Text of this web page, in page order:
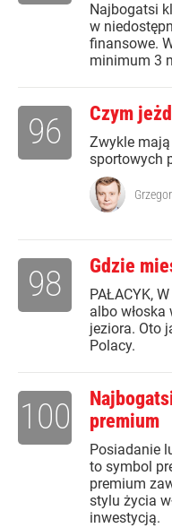
Najbogatsi
w
finansowe.
minimum 3
Czym
Zwykle
sportowych
96
Gdzie
PAŁACYK,
albo włoska
jeziora. Oto
Polacy.
98
premium
Posiadanie
to symbol
premium
stylu życia
inwestycją.
100